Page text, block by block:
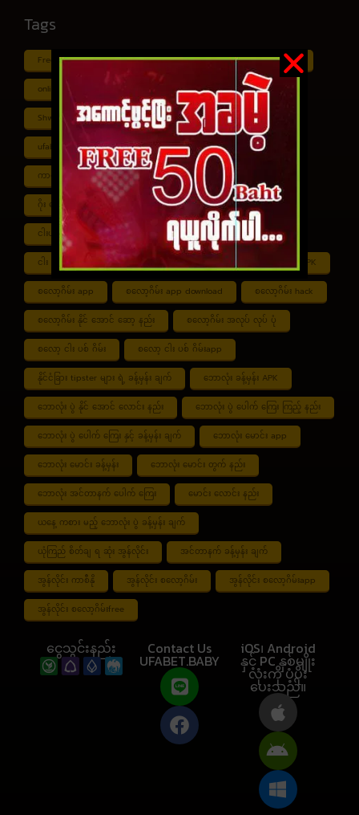
Tags
Free ငါး ပစ် ဂိမ်း Myanmar ကာစီနို Online ငါး ဂိမ်း apk
online ငါး ပစ် ဂိမ်းapp Shan Koe Mee ငါး ပစ် ဂိမ်း
Shwe ကာစီနို APK UFABET ufabet888
ufabet เข้าสู่ระบบ ကာစီနို app ကာစီနို ဂိမ်း
ကာစီနို ငါး ပစ် ဂိမ်း ကာစီနို စလော့ဂိမ်း ကျွဲ စလော့ဂိမ်း
ဂိုး ပေါင်း လောင်း နည်း ငါး ဂိမ်း ငွေ အကောင် ဆုံး
ငါးပစ်ဂိမ်း App download ငါး ပစ် ဂိမ်း link
ငါး ပစ် ဂိမ်း ဆော့ နည်း ငါး ပစ် ဂိမ်း ပိုက်ဆံ ရ စလော့ဂိမ်း APK
စလော့ဂိမ်း app စလော့ဂိမ်း app download စလော့ဂိမ်း hack
စလော့ဂိမ်း နိုင် အောင် ဆော့ နည်း စလော့ဂိမ်း အလုပ် လုပ် ပုံ
စလော့ ငါး ပစ် ဂိမ်း စလော့ ငါး ပစ် ဂိမ်းapp
နိုင်ငံခြား tipster များ ရဲ့ ခန့်မှန်း ချက် ဘောလုံး ခန့်မှန်း APK
ဘောလုံး ပွဲ နိုင် အောင် လောင်း နည်း ဘောလုံး ပွဲ ပေါက် ကြေး ကြည့် နည်း
ဘောလုံး ပွဲ ပေါက် ကြေး နှင့် ခန့်မှန်း ချက် ဘောလုံး မောင်း app
ဘောလုံး မောင်း ခန့်မှန်း ဘောလုံး မောင်း တွက် နည်း
ဘောလုံး အင်တာနက် ပေါက် ကြေး မောင်း လောင်း နည်း
ယနေ့ ကစား မည့် ဘောလုံး ပွဲ ခန့်မှန်း ချက်
ယုံကြည် စိတ်ချ ရ ဆုံး အွန်လိုင်း အင်တာနက် ခန့်မှန်း ချက်
အွန်လိုင်း ကာစီနို အွန်လိုင်း စလော့ဂိမ်း အွန်လိုင်း စလော့ဂိမ်းapp
အွန်လိုင်း စလော့ဂိမ်းfree
ငွေသွင်းနည်း Contact Us
UFABET.BABY
iOS၊ Android
နှင့် PC နှစ်မျိုး
လုံးကို ပံ့ပိုး
ပေးသည်။